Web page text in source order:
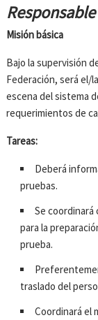
Misión básica
Bajo la supervisión
Federación, será el/
escena del sistema
requerimientos de
Tareas:
Deberá
pruebas.
Se coordinará
para la
prueba.
traslado del
Coordinará el